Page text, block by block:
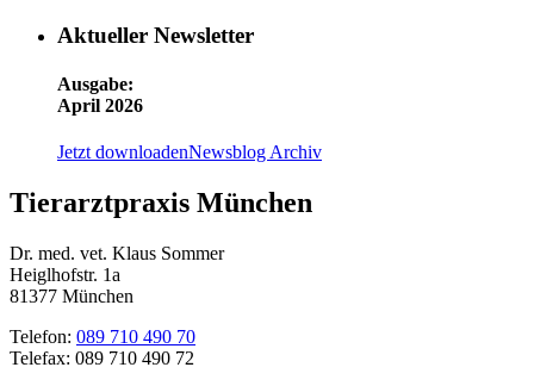
Aktueller Newsletter
Ausgabe:
April 2026
Jetzt downloadenNewsblog Archiv
Tierarztpraxis München
Dr. med. vet. Klaus Sommer
Heiglhofstr. 1a
81377 München
Telefon: 089 710 490 70
Telefax: 089 710 490 72